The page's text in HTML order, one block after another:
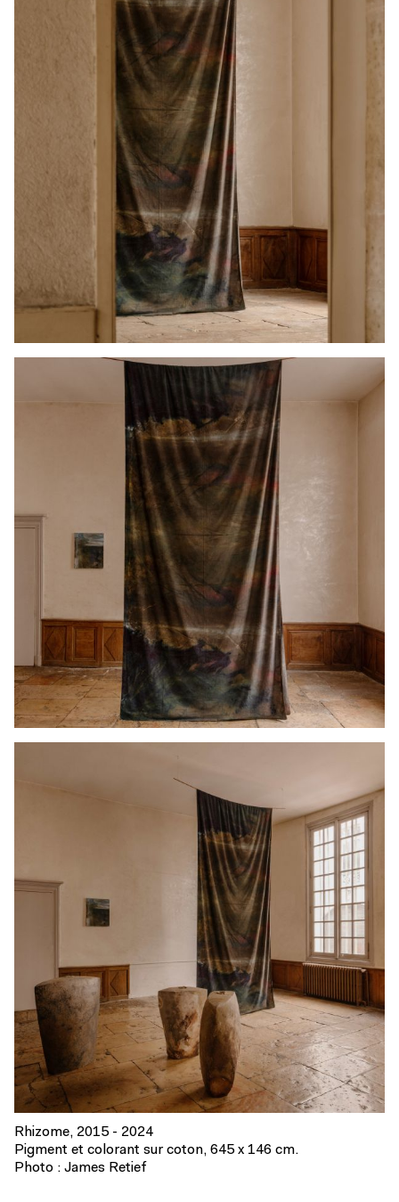
Rhizome, 2015 - 2024
Pigment et colorant sur coton, 645 x 146 cm.
Photo : James Retief